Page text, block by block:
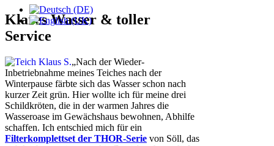
Klares Wasser & toller
Service
„Nach der Wieder-
Inbetriebnahme meines Teiches nach der
Winterpause färbte sich das Wasser schon nach
kurzer Zeit grün. Hier wollte ich für meine drei
Schildkröten, die in der warmen Jahres die
Wasseroase im Gewächshaus bewohnen, Abhilfe
schaffen. Ich entschied mich für ein
Filterkomplettset der THOR-Serie von Söll, das